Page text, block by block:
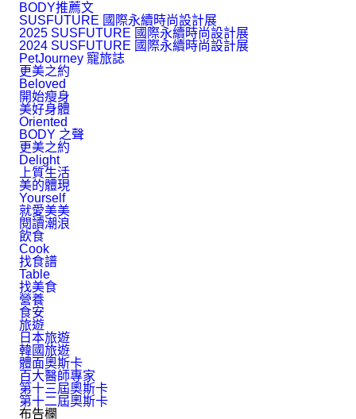
BODY推薦文
SUSFUTURE 國際永續時尚設計展
2025 SUSFUTURE 國際永續時尚設計展
2024 SUSFUTURE 國際永續時尚設計展
PetJourney 寵旅誌
更美之約
Beloved
開始瘦身
美好身體
Oriented
BODY 之聲
更美之約
Delight
上質生活
美的體現
Yourself
就愛美美
閱讀潮浪
飲食
Cook
找食譜
Table
找美食
營養
食安
旅遊
日本旅遊
韓國旅遊
體面奧斯卡
百大醫師專家
第十三屆奧斯卡
第十二屆奧斯卡
布告欄